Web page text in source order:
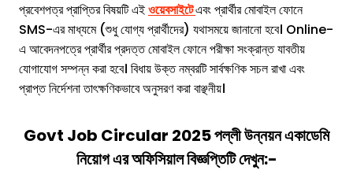
প্রবেশপত্র প্রাপ্তির বিষয়টি এইওয়েবসাইটেএবং প্রার্থীর মোবাইল ফোনে
SMS-এর মাধ্যমে (শুধু যোগ্য প্রার্থীদের) যথাসময়ে জানানো হবে। Online-
এ আবেদনপত্রে প্রার্থীর প্রদত্ত মোবাইল ফোনে পরীক্ষা সংক্রান্ত যাবতীয়
যোগাযোগ সম্পন্ন করা হবে। বিধায় উক্ত নম্বরটি সার্বক্ষণিক সচল রাখা এবং
প্রাপ্ত নির্দেশনা তাৎক্ষণিকভাবে অনুসরণ করা বাঞ্ছনীয়।
Govt Job Circular 2025পল্লী উন্নয়ন একাডেমি
নিয়োগএর অফিসিয়াল বিজ্ঞপ্তিটি দেখুন:-